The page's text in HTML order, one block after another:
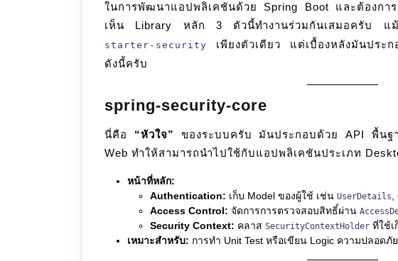
)
13
ในการพัฒนาแอปพลิเคชันด้วย Spring Boot และต้องการจัดการเรื่องความปลอดภัย เรามักจะ
เห็น Library หลัก 3 ตัวนี้ทำงานร่วมกันเสมอครับ แม้
starter-security
เพียงตัวเดียว แต่เบื้องหลังมันประ
ดังนี้ครับ
spring-security-core
นี่คือ “หัวใจ”
ของระบบครับ มันประกอบด้วย API พื้นฐ
Web ทำให้สามารถนำไปใช้กับแอปพลิเคชันประเภท
หน้าที่หลัก:
Authentication: เก็บ Model ของผู้ใช้ เช่น UserDetails
Access Control: จัดการการตรวจสอบสิทธิ์ผ่าน
Security Context: คลาส SecurityContextHolder ที่ใช้
เหมาะสำหรับ: การทำ Unit Test หรือเขียน Logic ความปลอดภั